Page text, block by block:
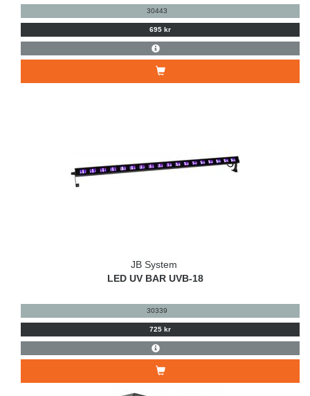
30443
695 kr
JB System
LED UV BAR UVB-18
30339
725 kr